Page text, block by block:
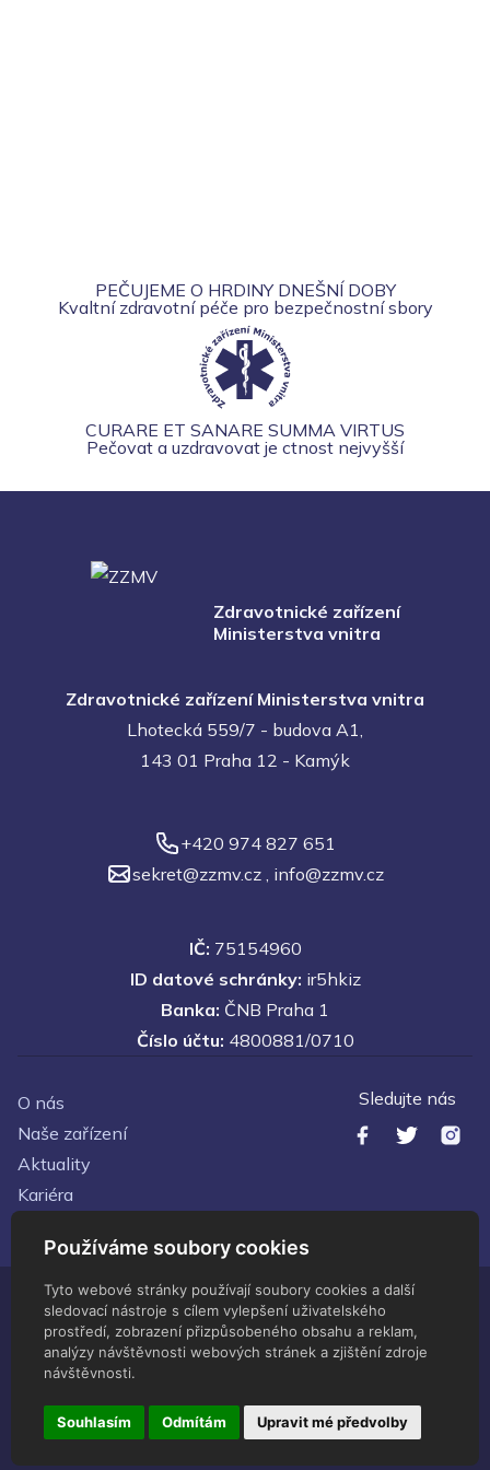
Používáme soubory cookies
Tyto webové stránky používají soubory cookies a další
sledovací nástroje s cílem vylepšení uživatelského
prostředí, zobrazení přizpůsobeného obsahu a reklam,
analýzy návštěvnosti webových stránek a zjištění zdroje
návštěvnosti.
Souhlasím Odmítám Upravit mé předvolby
PEČUJEME O HRDINY DNEŠNÍ DOBY
Kvaltní zdravotní péče pro bezpečnostní sbory
CURARE ET SANARE SUMMA VIRTUS
Pečovat a uzdravovat je ctnost nejvyšší
Zdravotnické zařízení
Ministerstva vnitra
Zdravotnické zařízení Ministerstva vnitra
Lhotecká 559/7 - budova A1,
143 01 Praha 12 - Kamýk
+420 974 827 651
sekret@zzmv.cz info@zzmv.cz
IČ: 75154960
ID datové schránky: ir5hkiz
Banka: ČNB Praha 1
Číslo účtu: 4800881/0710
O nás
Naše zařízení
Aktuality
Kariéra
Sledujte nás
© Zdravotnické zařízení Ministerstva vnitra - 2026 Všechna
práva vyhrazena
Administrace
Vytvořeno
servisdesign